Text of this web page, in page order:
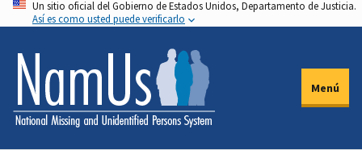
Pasar
al
contenido
principal
Un sitio oficial del Gobierno de Estados Unidos, Departamento de Justicia.
Así es como usted puede verificarlo
Menú